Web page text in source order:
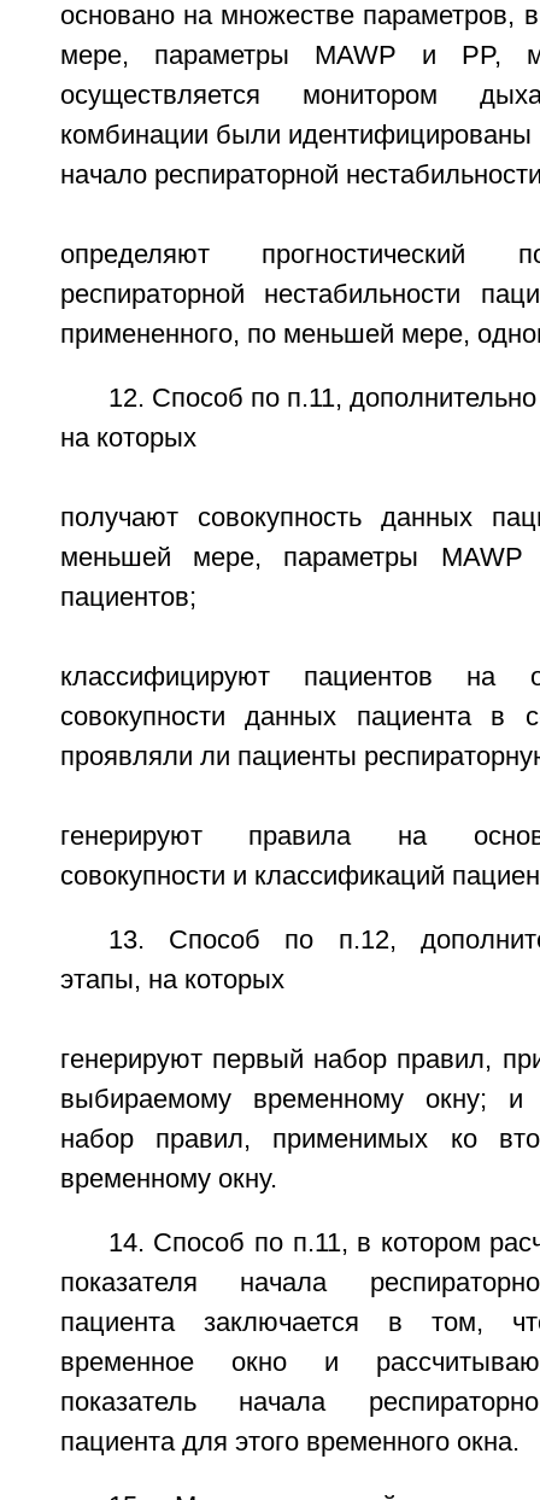
основано на множестве параметров,
мере, параметры MAWP и PP,
осуществляется монитором
комбинации были идентифицированы
начало респираторной
определяют прогностический
респираторной нестабильности
примененного, по меньшей мере,
12. Способ по п.11,
на которых
получают совокупность данных
меньшей мере, параметры
пациентов;
классифицируют пациентов на
совокупности данных пациента в
проявляли ли пациенты
генерируют правила на
совокупности и классификаций
13. Способ по п.12,
этапы, на которых
генерируют первый набор правил,
выбираемому временному окну; и
набор правил, применимых ко
временному окну.
14. Способ по п.11, в котором
показателя начала
пациента заключается в том,
временное окно и
показатель начала
пациента для этого временного окна.